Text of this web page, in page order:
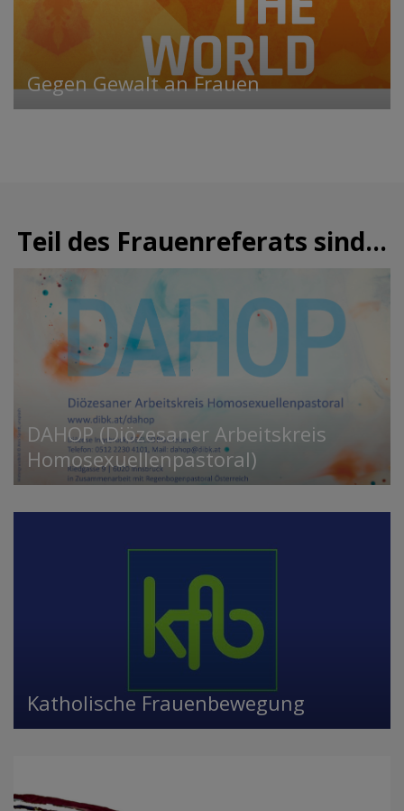
Gegen Gewalt an Frauen
Teil des Frauenreferats sind...
DAHOP (Diözesaner Arbeitskreis
Homosexuellenpastoral)
Katholische Frauenbewegung